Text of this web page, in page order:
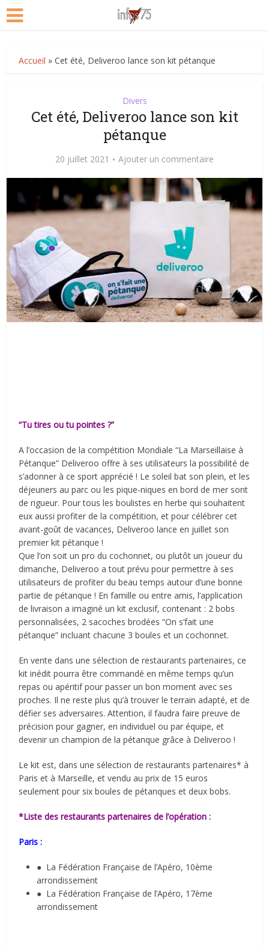
Accueil »Cet été, Deliveroo lance son kit pétanque
Divers
Cet été, Deliveroo lance son kit
pétanque
20 juillet 2021 Ajouter un commentaire
“Tu tires ou tu pointes ?”
A l’occasion de la compétition Mondiale “La Marseillaise à
Pétanque” Deliveroo offre à ses utilisateurs la possibilité de
s’adonner à ce sport apprécié ! Le soleil bat son plein, et les
déjeuners au parc ou les pique-niques en bord de mer sont
de rigueur. Pour tous les boulistes en herbe qui souhaitent
eux aussi profiter de la compétition, et pour célébrer cet
avant-goût de vacances, Deliveroo lance en juillet son
premier kit pétanque !
Que l’on soit un pro du cochonnet, ou plutôt un joueur du
dimanche, Deliveroo a tout prévu pour permettre à ses
utilisateurs de profiter du beau temps autour d’une bonne
partie de pétanque ! En famille ou entre amis, l’application
de livraison a imaginé un kit exclusif, contenant : 2 bobs
personnalisées, 2 sacoches brodées “On s‘fait une
pétanque” incluant chacune 3 boules et un cochonnet.
En vente dans une sélection de restaurants partenaires, ce
kit inédit pourra être commandé en même temps qu’un
repas ou apéritif pour passer un bon moment avec ses
proches. Il ne reste plus qu’à trouver le terrain adapté, et de
défier ses adversaires. Attention, il faudra faire preuve de
précision pour gagner, en individuel ou par équipe, et
devenir un champion de la pétanque grâce à Deliveroo !
Le kit est, dans une sélection de restaurants partenaires* à
Paris et à Marseille, et vendu au prix de 15 euros
seulement pour six boules de pétanques et deux bobs.
*Liste des restaurants partenaires de l’opération :
Paris :
● La Fédération Française de l’Apéro, 10ème
arrondissement
● La Fédération Française de l’Apéro, 17ème
arrondissement